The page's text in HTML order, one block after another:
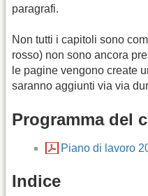
paragrafi.
Non tutti i capitoli sono
rosso) non sono ancora
le pagine vengono create
saranno aggiunti via via
Programma del
Piano di lavoro
Indice